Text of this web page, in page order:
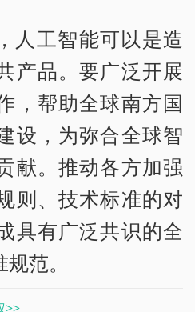
人工智能可以是造
产品。要广泛开展
，帮助全球南方国
设，为弥合全球智
献。推动各方加强
则、技术标准的对
具有广泛共识的全
范。
>>